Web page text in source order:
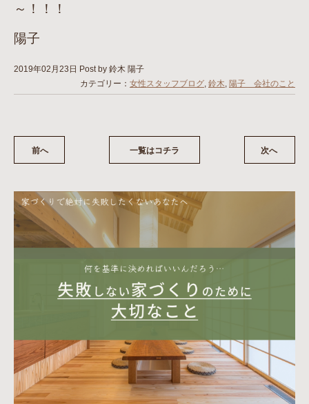
～！！！
陽子
2019年02月23日 Post by 鈴木 陽子
カテゴリー： 女性スタッフブログ, 鈴木, 陽子 会社のこと
前へ 一覧はコチラ 次へ